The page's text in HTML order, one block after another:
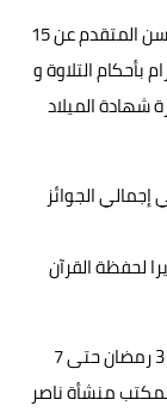
وجاءت شروط التقدم للمسابقة كالتالي : ألا يزيد سن المتقدم عن 15
بأحكام التلاوة و
الميلاد
الجوائز
لحفظة القرآن
وحول مواعيد التسجيل تقرر أن يتم التسجيل من 3 رمضان حتى 7
8 مساءً حتى 11 مساءً بمكتب منشأة ناصر